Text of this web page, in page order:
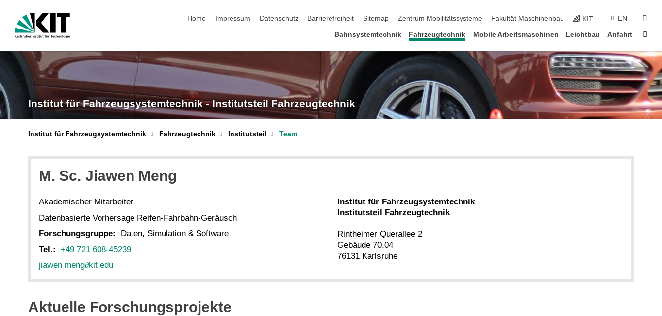
Home
Impressum Datenschutz Barrierefreiheit Sitemap Zentrum Mobilitätssysteme Fakultät Maschinenbau KIT EN
Bahnsystemtechnik Fahrzeugtechnik Mobile Arbeitsmaschinen Leichtbau Anfahrt
Institut für Fahrzeugsystemtechnik - Institutsteil Fahrzeugtechnik
Institut für Fahrzeugsystemtechnik Fahrzeugtechnik Institutsteil Team
M. Sc. Jiawen Meng
Akademischer Mitarbeiter
Datenbasierte Vorhersage Reifen-Fahrbahn-Geräusch
Forschungsgruppe:
Daten, Simulation & Software
Tel.:
+49 721 608-45239
jiawen meng∂kit edu
Institut für Fahrzeugsystemtechnik
Institutsteil Fahrzeugtechnik
Rintheimer Querallee 2
Gebäude 70.04
76131 Karlsruhe
Aktuelle Forschungsprojekte